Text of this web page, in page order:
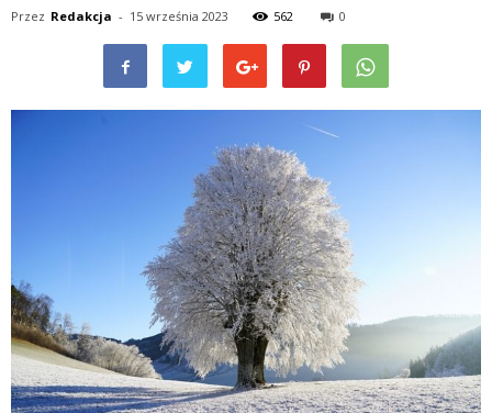
Przez Redakcja - 15 września 2023 562 0